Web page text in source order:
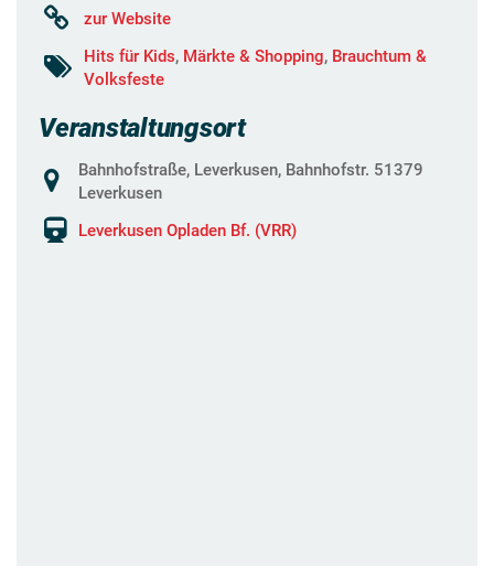
zur Website
Hits für Kids, Märkte & Shopping, Brauchtum &
Volksfeste
Veranstaltungsort
Bahnhofstraße, Leverkusen, Bahnhofstr. 51379
Leverkusen
Leverkusen Opladen Bf. (VRR)